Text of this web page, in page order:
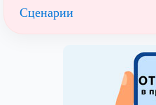
Сценарии